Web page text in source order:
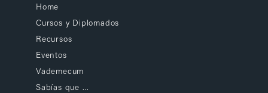
Home
Cursos y Diplomados
Recursos
Eventos
Vademecum
Sabías que ...